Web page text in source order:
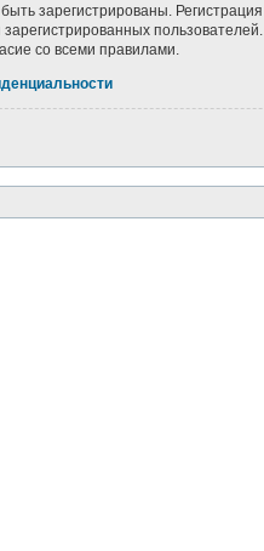
зарегистрированы.
со всеми правилами.